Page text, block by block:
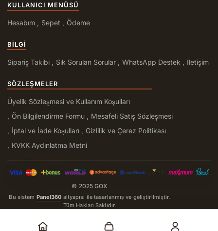
KULLANICI MENÜSÜ
Hesabım Sepet Ödeme
BILGI
Sipariş Takibi Sık Sorulan Sorular WhatsApp Destek İletişim
SÖZLEŞMELER
Üyelik Sözleşmesi ve Kullanım Koşulları
Ön Bilgilendirme Formu
Mesafeli Satış Sözleşmesi
İptal ve İade Koşulları
Gizlilik ve Çerez Politikası
KVKK Aydınlatma Metni
© 2025 GOX
Bu sistem Panel360 altyapısı ile tasarlanmış ve geliştirilmiştir.
Tüm Hakları Saklıdır.